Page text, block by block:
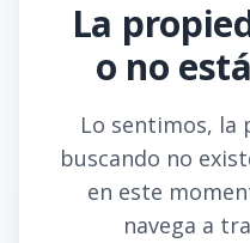
La
o no
Lo sentimos, la
buscando no
en este
navega a